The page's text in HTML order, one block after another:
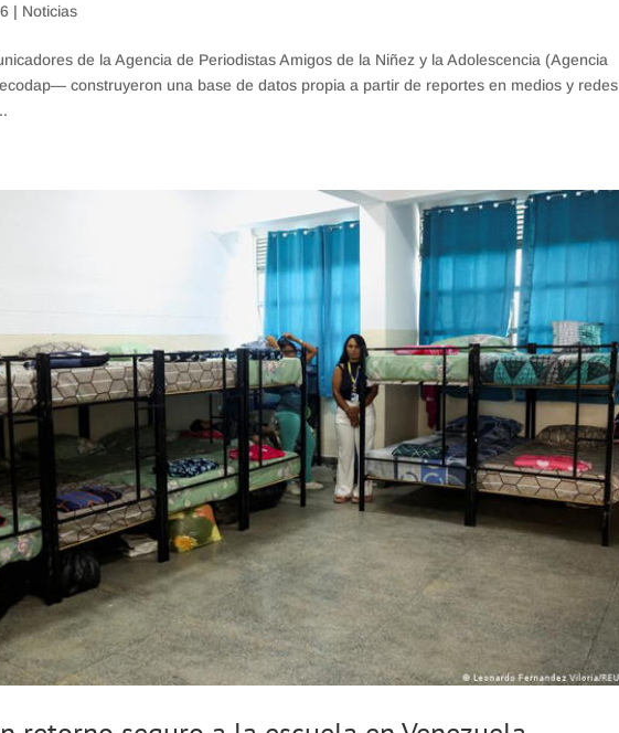
| Noticias
de la Agencia de Periodistas Amigos de la Niñez y la Adolescencia (Agencia
construyeron una base de datos propia a partir de reportes en medios y redes